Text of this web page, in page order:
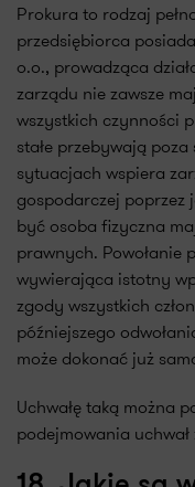
Prokura to rodzaj
przedsiębiorca
o.o., prowadząca
zarządu nie zawsze
wszystkich czynności
stałe przebywają
sytuacjach wspiera
gospodarczej poprzez
być osoba fizyczna
prawnych. Powołanie
wywierająca istotny
zgody wszystkich
późniejszego
może dokonać już
Uchwałę taką można
podejmowania